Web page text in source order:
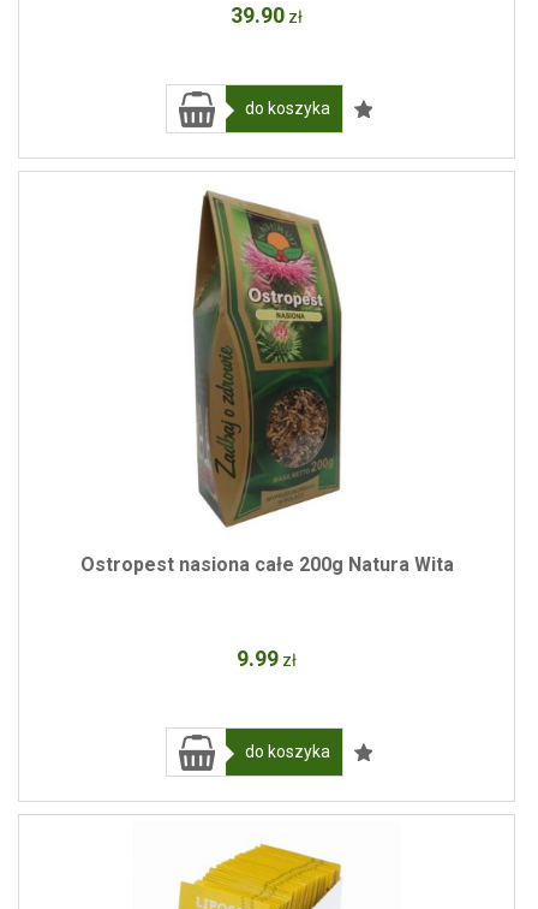
39.90 zł
do koszyka
Ostropest nasiona całe 200g Natura Wita
9.99 zł
do koszyka